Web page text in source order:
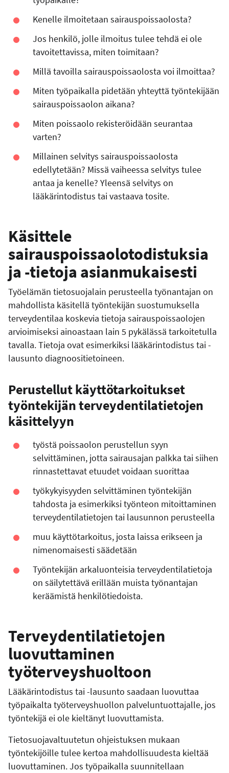
Kenelle ilmoitetaan sairauspoissaolosta?
Jos henkilö, jolle ilmoitus tulee tehdä ei ole
tavoitettavissa, miten toimitaan?
Millä tavoilla sairauspoissaolosta voi ilmoittaa?
Miten työpaikalla pidetään yhteyttä työntekijään
sairauspoissaolon aikana?
Miten poissaolo rekisteröidään seurantaa
varten?
Millainen selvitys sairauspoissaolosta
edellytetään? Missä vaiheessa selvitys tulee
antaa ja kenelle? Yleensä selvitys on
lääkärintodistus tai vastaava tosite.
Käsittele
sairauspoissaolotodistuksia
ja -tietoja asianmukaisesti
Työelämän tietosuojalain perusteella työnantajan on
mahdollista käsitellä työntekijän suostumuksella
terveydentilaa koskevia tietoja sairauspoissaolojen
arvioimiseksi ainoastaan lain 5 pykälässä tarkoitetulla
tavalla. Tietoja ovat esimerkiksi lääkärintodistus tai -
lausunto diagnoositietoineen.
Perustellut käyttötarkoitukset
työntekijän terveydentilatietojen
käsittelyyn
työstä poissaolon perustellun syyn
selvittäminen, jotta sairausajan palkka tai siihen
rinnastettavat etuudet voidaan suorittaa
työkykyisyyden selvittäminen työntekijän
tahdosta ja esimerkiksi työnteon mitoittaminen
terveydentilatietojen tai lausunnon perusteella
muu käyttötarkoitus, josta laissa erikseen ja
nimenomaisesti säädetään
Työntekijän arkaluonteisia terveydentilatietoja
on säilytettävä erillään muista työnantajan
keräämistä henkilötiedoista.
Terveydentilatietojen
luovuttaminen
työterveyshuoltoon
Lääkärintodistus tai -lausunto saadaan luovuttaa
työpaikalta työterveyshuollon palveluntuottajalle, jos
työntekijä ei ole kieltänyt luovuttamista.
Tietosuojavaltuutetun ohjeistuksen mukaan
työntekijöille tulee kertoa mahdollisuudesta kieltää
luovuttaminen. Jos työpaikalla suunnitellaan